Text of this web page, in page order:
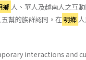
鄉 人、華人及越南人之互
幫的族群認同。在明鄉
interactions and